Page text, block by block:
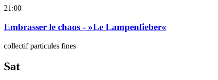
21:00
Embrasser le chaos - »Le Lampenfieber«
collectif particules fines
Sat